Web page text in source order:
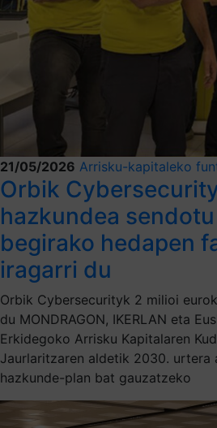
21/05/2026 Arrisku-kapitaleko
Orbik
hazkundea
begirako hedapen
iragarri du
Orbik Cybersecurityk 2 milioi
du MONDRAGON, IKERLAN eta
Erkidegoko Arrisku Kapitalaren
Jaurlaritzaren aldetik 2030. urtera
hazkunde-plan bat gauzatzeko